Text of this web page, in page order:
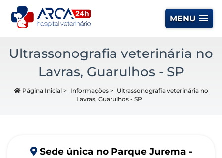
MENU
Ultrassonografia veterinária no
Lavras, Guarulhos - SP
Página Inicial > Informações > Ultrassonografia veterinária no
Lavras, Guarulhos - SP
Sede única no Parque Jurema -